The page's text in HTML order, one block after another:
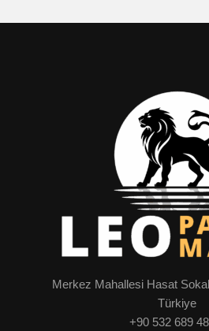
Merkez Mahallesi Hasat
Türkiye
+90 532 689